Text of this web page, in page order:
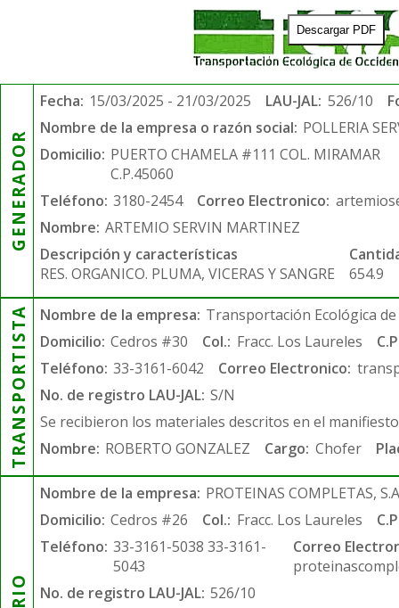
Descargar PDF
GENERADOR
Fecha: 15/03/2025 - 21/03/2025 LAU-JAL: 526/10
Nombre de la empresa o razón social: POLLERIA
Domicilio: PUERTO CHAMELA #111 COL. MIRAMAR
C.P.45060
Teléfono: 3180-2454 Correo Electronico:
Nombre: ARTEMIO SERVIN MARTINEZ
Descripción y características
RES. ORGANICO. PLUMA, VICERAS Y SANGRE
654.9
TRANSPORTISTA Nombre de la empresa: Transportación Ecológica de
Domicilio: Cedros #30 Col.: Fracc. Los Laureles
Teléfono: 33-3161-6042 Correo Electronico:
No. de registro LAU-JAL: S/N
Se recibieron los materiales descritos en el
Nombre: ROBERTO GONZALEZ Cargo: Chofer
Nombre de la empresa: PROTEINAS COMPLETAS,
Domicilio: Cedros #26 Col.: Fracc. Los Laureles
Teléfono: 33-3161-5038 33-3161-
5043
Correo
No. de registro LAU-JAL: 526/10